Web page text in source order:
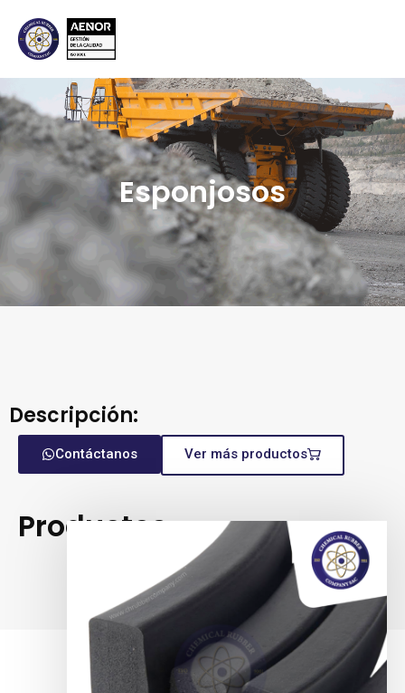
Esponjosos
Descripción:
Contáctanos Ver más productos
Productos